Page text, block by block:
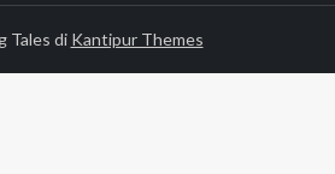
Tales di Kantipur Themes